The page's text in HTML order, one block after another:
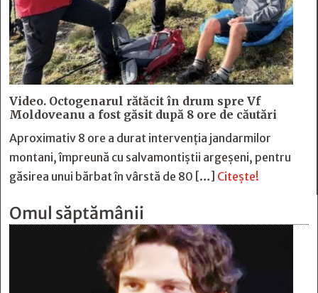
Video. Octogenarul rătăcit în drum spre Vf
Moldoveanu a fost găsit după 8 ore de căutări
Aproximativ 8 ore a durat intervenția jandarmilor
montani, împreună cu salvamontiștii argeșeni, pentru
găsirea unui bărbat în vârstă de 80 […] Citește!
Omul săptămânii